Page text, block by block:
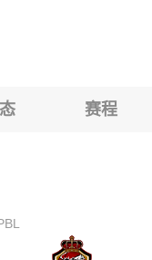
利亚女篮
希腊U16
赛程